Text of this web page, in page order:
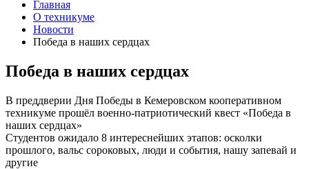
Главная
О техникуме
Новости
Победа в наших сердцах
Победа в наших сердцах
В преддверии Дня Победы в Кемеровском кооперативном
техникуме прошёл военно-патриотический квест «Победа в
наших сердцах»
Студентов ожидало 8 интереснейших этапов: осколки
прошлого, вальс сороковых, люди и события, нашу запевай и
другие